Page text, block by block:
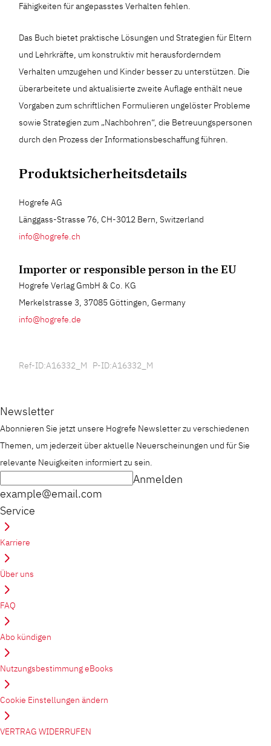
Fähigkeiten für angepasstes Verhalten fehlen.
Das Buch bietet praktische Lösungen und Strategien für Eltern
und Lehrkräfte, um konstruktiv mit herausforderndem
Verhalten umzugehen und Kinder besser zu unterstützen. Die
überarbeitete und aktualisierte zweite Auflage enthält neue
Vorgaben zum schriftlichen Formulieren ungelöster Probleme
sowie Strategien zum „Nachbohren“, die Betreuungspersonen
durch den Prozess der Informationsbeschaffung führen.
Produktsicherheitsdetails
Hogrefe AG
Länggass-Strasse 76, CH-3012 Bern, Switzerland
info@hogrefe.ch
Importer or responsible person in the EU
Hogrefe Verlag GmbH & Co. KG
Merkelstrasse 3, 37085 Göttingen, Germany
info@hogrefe.de
Ref-ID:A16332_M P-ID:A16332_M
Newsletter
Abonnieren Sie jetzt unsere Hogrefe Newsletter zu verschiedenen
Themen, um jederzeit über aktuelle Neuerscheinungen und für Sie
relevante Neuigkeiten informiert zu sein.
example@email.com
Anmelden
Service
Karriere
Über uns
FAQ
Abo kündigen
Nutzungsbestimmung eBooks
Cookie Einstellungen ändern
VERTRAG WIDERRUFEN